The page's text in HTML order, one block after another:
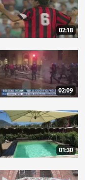
02:18
02:09
01:30